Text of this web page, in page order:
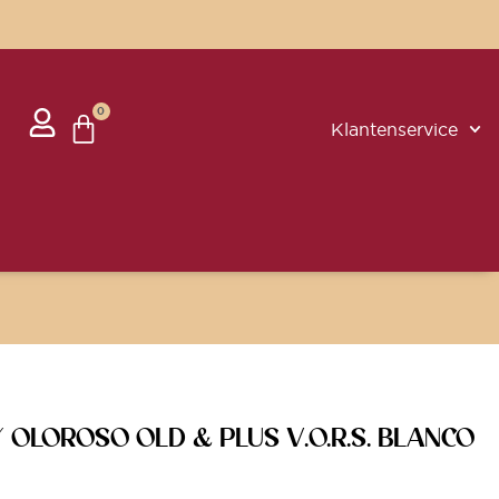
0
Klantenservice
OLOROSO OLD & PLUS V.O.R.S. BLANCO